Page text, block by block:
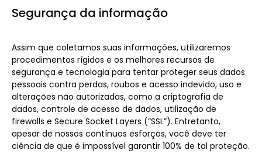
Segurança da informação
Assim que coletamos suas informações, utilizaremos
procedimentos rígidos e os melhores recursos de
segurança e tecnologia para tentar proteger seus dados
pessoais contra perdas, roubos e acesso indevido, uso e
alterações não autorizadas, como a criptografia de
dados, controle de acesso de dados, utilização de
firewalls e Secure Socket Layers (“SSL”). Entretanto,
apesar de nossos contínuos esforços, você deve ter
ciência de que é impossível garantir 100% de tal proteção.